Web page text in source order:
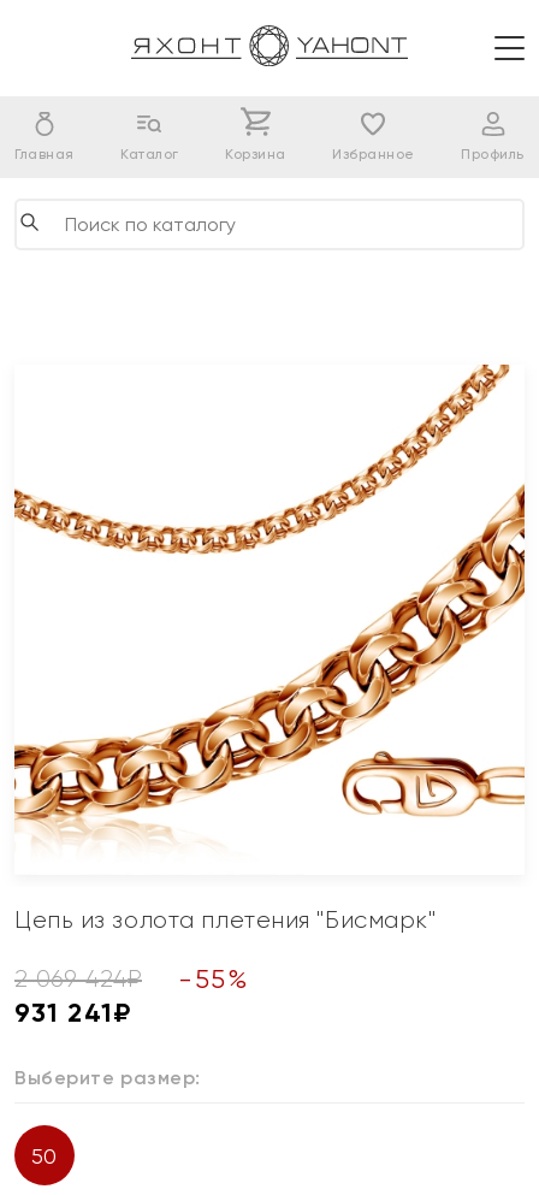
Главная Каталог Корзина Избранное Профиль
Цепь из золота плетения "Бисмарк"
2 069 424₽ - 55%
931 241₽
Выберите размер:
50